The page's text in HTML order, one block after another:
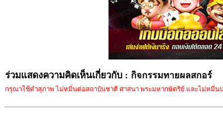
ร่วมแสดงความคิดเห็นเกี่ยวกับ : กิจกรรมทายผลสกอร์
กรุณาใช้คำสุภาพ ไม่หมิ่นต่อสถาบันชาติ ศาสนา พระมหากษัตริย์ และไม่หมิ่น